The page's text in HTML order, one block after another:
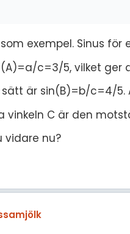
exempel. Sinus för
c=3/5, vilket ger
är sin(B)=b/c=4/5.
vinkeln C är den
vidare nu?